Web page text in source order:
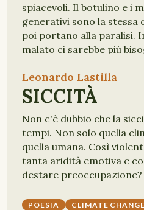
spiacevoli. Il botulino e i
generativi sono la stessa
poi portano alla paralisi.
malato ci sarebbe più
AI FALSO NATURA
Leonardo Lastilla
SICCITÀ
Non c'è dubbio che la
tempi. Non solo quella
quella umana. Così
tanta aridità emotiva e
destare preoccupazione?
POESIA CLIMATE CHANGE